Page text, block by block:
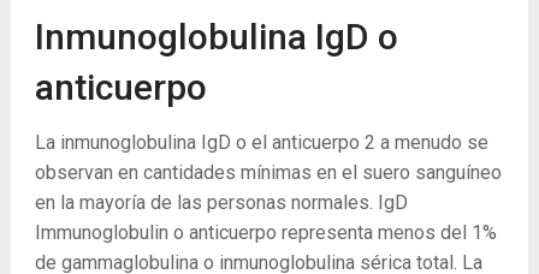
Inmunoglobulina IgD o
anticuerpo
La inmunoglobulina IgD o el anticuerpo 2 a menudo se
observan en cantidades mínimas en el suero sanguíneo
en la mayoría de las personas normales. IgD
Immunoglobulin o anticuerpo representa menos del 1%
de gammaglobulina o inmunoglobulina sérica total. La